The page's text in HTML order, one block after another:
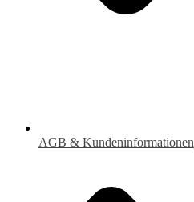
AGB & Kundeninformationen